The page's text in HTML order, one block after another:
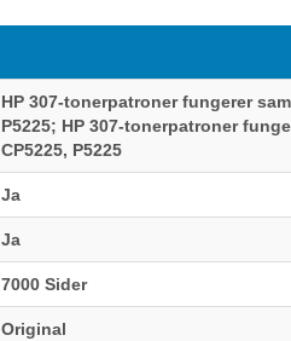
HP 307-tonerpatroner fungerer
P5225; HP 307-tonerpatroner
CP5225, P5225
Ja
Ja
7000 Sider
Original